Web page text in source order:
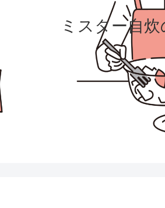
ミスター自